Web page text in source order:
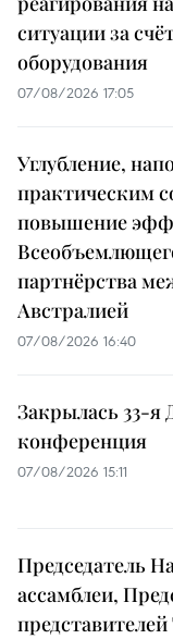
ситуации за
оборудования
07/08/2026 17:05
Углубление,
практическим
повышение
партнёрства
Австралией
07/08/2026 16:40
Закрылась 33-я
конференция
07/08/2026 15:11
Председатель
ассамблеи,